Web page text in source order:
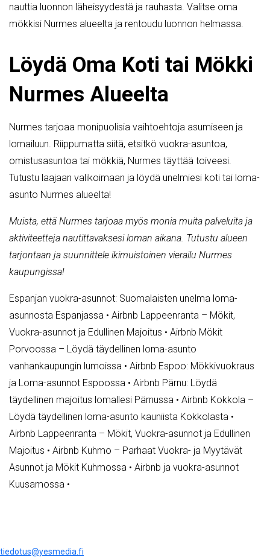
nauttia luonnon läheisyydestä ja rauhasta. Valitse oma
mökkisi Nurmes alueelta ja rentoudu luonnon helmassa.
Löydä Oma Koti tai Mökki
Nurmes Alueelta
Nurmes tarjoaa monipuolisia vaihtoehtoja asumiseen ja
lomailuun. Riippumatta siitä, etsitkö vuokra-asuntoa,
omistusasuntoa tai mökkiä, Nurmes täyttää toiveesi.
Tutustu laajaan valikoimaan ja löydä unelmiesi koti tai loma-
asunto Nurmes alueelta!
Muista, että Nurmes tarjoaa myös monia muita palveluita ja
aktiviteetteja nautittavaksesi loman aikana. Tutustu alueen
tarjontaan ja suunnittele ikimuistoinen vierailu Nurmes
kaupungissa!
Espanjan vuokra-asunnot: Suomalaisten unelma loma-
asunnosta Espanjassa • Airbnb Lappeenranta – Mökit,
Vuokra-asunnot ja Edullinen Majoitus • Airbnb Mökit
Porvoossa – Löydä täydellinen loma-asunto
vanhankaupungin lumoissa • Airbnb Espoo: Mökkivuokraus
ja Loma-asunnot Espoossa • Airbnb Pärnu: Löydä
täydellinen majoitus lomallesi Pärnussa • Airbnb Kokkola –
Löydä täydellinen loma-asunto kauniista Kokkolasta •
Airbnb Lappeenranta – Mökit, Vuokra-asunnot ja Edullinen
Majoitus • Airbnb Kuhmo – Parhaat Vuokra- ja Myytävät
Asunnot ja Mökit Kuhmossa • Airbnb ja vuokra-asunnot
Kuusamossa •
tiedotus@yesmedia.fi